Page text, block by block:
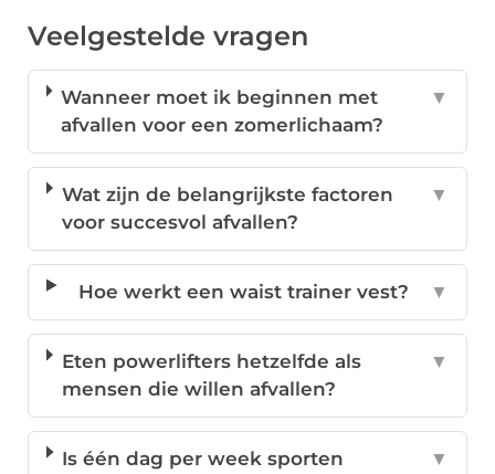
Veelgestelde vragen
Wanneer moet ik beginnen met
afvallen voor een zomerlichaam?
▼
Wat zijn de belangrijkste factoren
voor succesvol afvallen?
▼
Hoe werkt een waist trainer vest? ▼
Eten powerlifters hetzelfde als
mensen die willen afvallen?
▼
Is één dag per week sporten
▼